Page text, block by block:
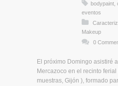
bodypaint,
eventos
Makeup
0
El próximo Domingo asistiré
Mercazoco en el recinto
muestras, Gijón ), formado